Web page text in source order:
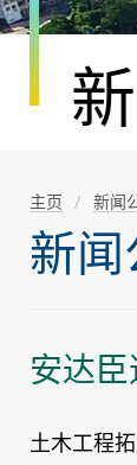
主页 新闻
新
安达臣
土木工程